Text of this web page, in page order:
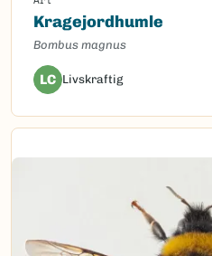
Kragejordhumle
Bombus magnus
LC Livskraftig